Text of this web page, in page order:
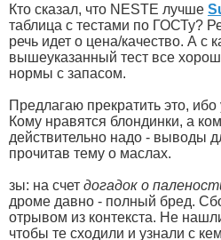
Кто сказал, что NESTE лучше
таблица с тестами по ГОСТу?
речь идет о цена/качество. А с
вышеуказанный тест все
нормы с запасом.
Предлагаю прекратить это, ибо
Кому нравятся блондинки, а
действительно надо - выводы
прочитав тему о маслах.
зы: на счет догадок о
дроме давно - полный бред.
отрывом из контекста. Не
чтобы те сходили и узнали с